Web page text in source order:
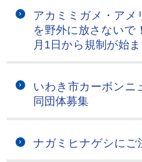
アカミミガメ・アメ
を野外に放さないで
月1日から規制が始ま
いわき市カーボンニ
同団体募集
ナガミヒナゲシにご